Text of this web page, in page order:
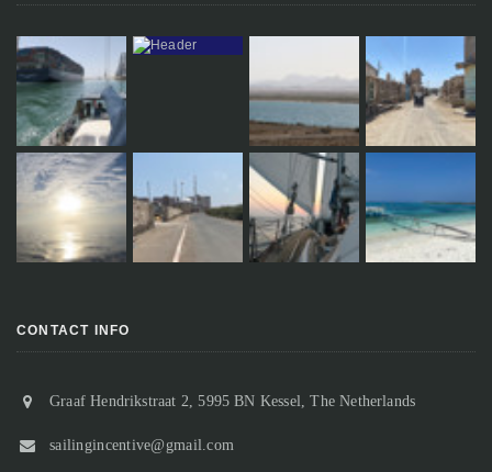
CONTACT INFO
Graaf Hendrikstraat 2, 5995 BN Kessel, The Netherlands
sailingincentive@gmail.com